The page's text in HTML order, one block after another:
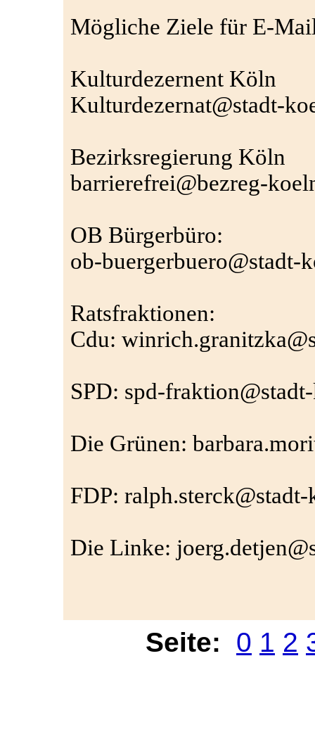
Mögliche Ziele für E-
Kulturdezernent Köln
Kulturdezernat@stadt-
Bezirksregierung Köln
barrierefrei@bezreg-
OB Bürgerbüro:
ob-buergerbuero@stadt-
Ratsfraktionen:
Cdu:
SPD: spd-
Die Grünen:
FDP:
Die Linke:
Seite: 0 1 2